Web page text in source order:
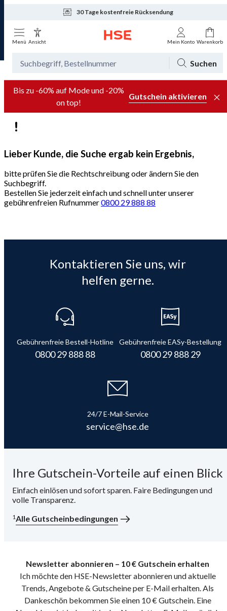
30 Tage kostenfreie Rücksendung
Tagesaktuelle Angebote
Menü Ansicht Mein Konto Warenkorb
Suchen
Bis zu -60% auf Mode und -20%
on top!
Gutschein aktivieren
Lieber Kunde, die Suche ergab kein Ergebnis,
bitte prüfen Sie die Rechtschreibung oder ändern Sie den
Suchbegriff.
Bestellen Sie jederzeit einfach und schnell unter unserer
gebührenfreien Rufnummer0800 29 888 88
Kontaktieren Sie uns, wir
helfen gerne.
Gebührenfreie Bestell-Hotline
0800 29 888 88
Gebührenfreie EASy-Bestellung
0800 29 888 29
24/7 E-Mail-Service
service@hse.de
Ihre Gutschein-Vorteile auf einen Blick
Einfach einlösen und sofort sparen. Faire Bedingungen und
volle Transparenz.
1Alle Gutscheinbedingungen
Newsletter abonnieren – 10 € Gutschein erhalten
Ich möchte den HSE-Newsletter abonnieren und aktuelle
Trends, Angebote & Gutscheine per E-Mail erhalten. Als
Dankeschön bekommen Sie einen 10 € Gutschein. Eine